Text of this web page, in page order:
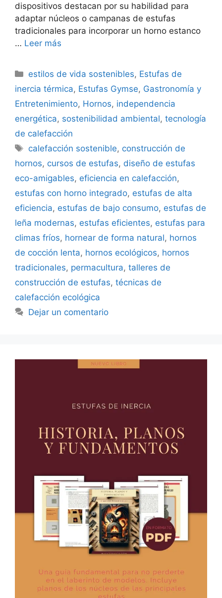
dispositivos destacan por su habilidad para
adaptar núcleos o campanas de estufas
tradicionales para incorporar un horno estanco
… Leer más
Categorías
estilos de vida sostenibles, Estufas de
inercia térmica, Estufas Gymse, Gastronomía y
Entretenimiento, Hornos, independencia
energética, sostenibilidad ambiental, tecnología
de calefacción
Etiquetas
calefacción sostenible, construcción de
hornos, cursos de estufas, diseño de estufas
eco-amigables, eficiencia en calefacción,
estufas con horno integrado, estufas de alta
eficiencia, estufas de bajo consumo, estufas de
leña modernas, estufas eficientes, estufas para
climas fríos, hornear de forma natural, hornos
de cocción lenta, hornos ecológicos, hornos
tradicionales, permacultura, talleres de
construcción de estufas, técnicas de
calefacción ecológica
Dejar un comentario